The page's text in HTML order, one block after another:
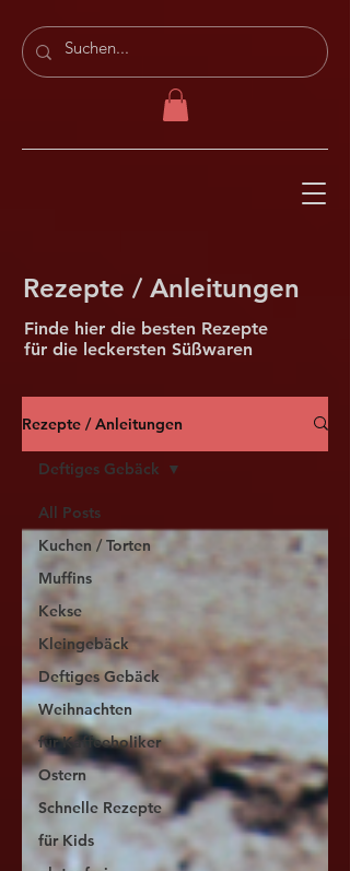
Rezepte / Anleitungen
Finde hier die besten Rezepte
für die leckersten Süßwaren
Rezepte / Anleitungen
All Posts
Kuchen / Torten
Muffins
Kekse
Kleingebäck
Deftiges Gebäck
Weihnachten
für Kaffeeholiker
Ostern
Schnelle Rezepte
für Kids
Deftiges Gebäck